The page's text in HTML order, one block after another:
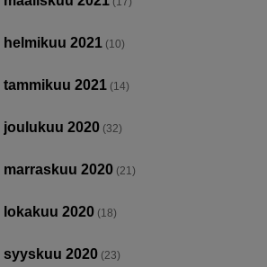
helmikuu 2021 (10)
tammikuu 2021 (14)
joulukuu 2020 (32)
marraskuu 2020 (21)
lokakuu 2020 (18)
syyskuu 2020 (23)